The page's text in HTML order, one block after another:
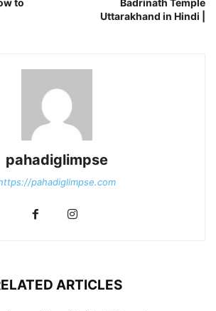
to
Badrinath Temple
Uttarakhand in Hindi |
pahadiglimpse
pahadiglimpse.com
ARTICLES